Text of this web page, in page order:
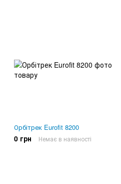
Орбітрек Eurofit 8200
0 грн Немає в наявності